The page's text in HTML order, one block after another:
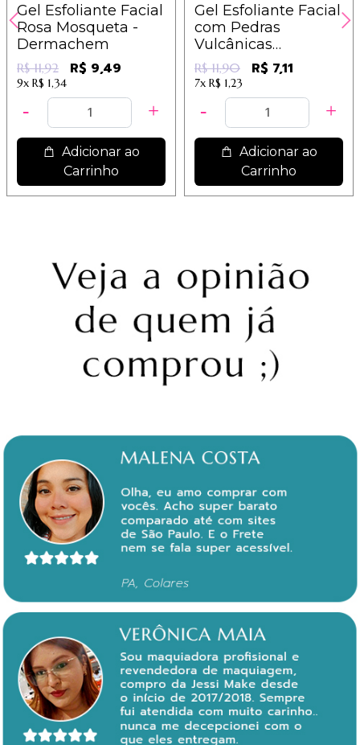
Gel Esfoliante Facial
Rosa Mosqueta -
Dermachem
R$ 11,92 R$ 9,49
9x R$ 1,34
Adicionar ao
Carrinho
Gel Esfoliante Facial
com Pedras
Vulcânicas
Dermachem
R$ 11,90 R$ 7,11
7x R$ 1,23
Adicionar ao
Carrinho